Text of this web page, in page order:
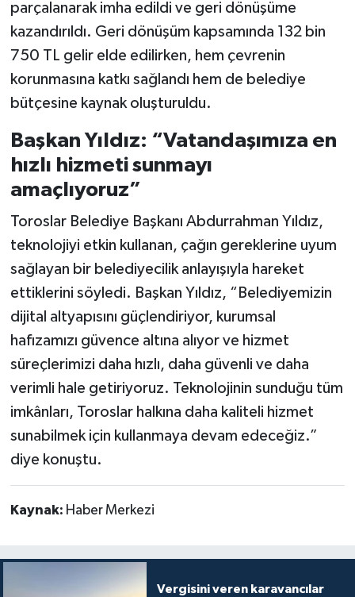
parçalanarak imha edildi ve geri dönüşüme
kazandırıldı. Geri dönüşüm kapsamında 132 bin
750 TL gelir elde edilirken, hem çevrenin
korunmasına katkı sağlandı hem de belediye
bütçesine kaynak oluşturuldu.
Başkan Yıldız: “Vatandaşımıza en
hızlı hizmeti sunmayı
amaçlıyoruz”
Toroslar Belediye Başkanı Abdurrahman Yıldız,
teknolojiyi etkin kullanan, çağın gereklerine uyum
sağlayan bir belediyecilik anlayışıyla hareket
ettiklerini söyledi. Başkan Yıldız, “Belediyemizin
dijital altyapısını güçlendiriyor, kurumsal
hafızamızı güvence altına alıyor ve hizmet
süreçlerimizi daha hızlı, daha güvenli ve daha
verimli hale getiriyoruz. Teknolojinin sunduğu tüm
imkânları, Toroslar halkına daha kaliteli hizmet
sunabilmek için kullanmaya devam edeceğiz.”
diye konuştu.
Kaynak: Haber Merkezi
Vergisini veren karavancılar